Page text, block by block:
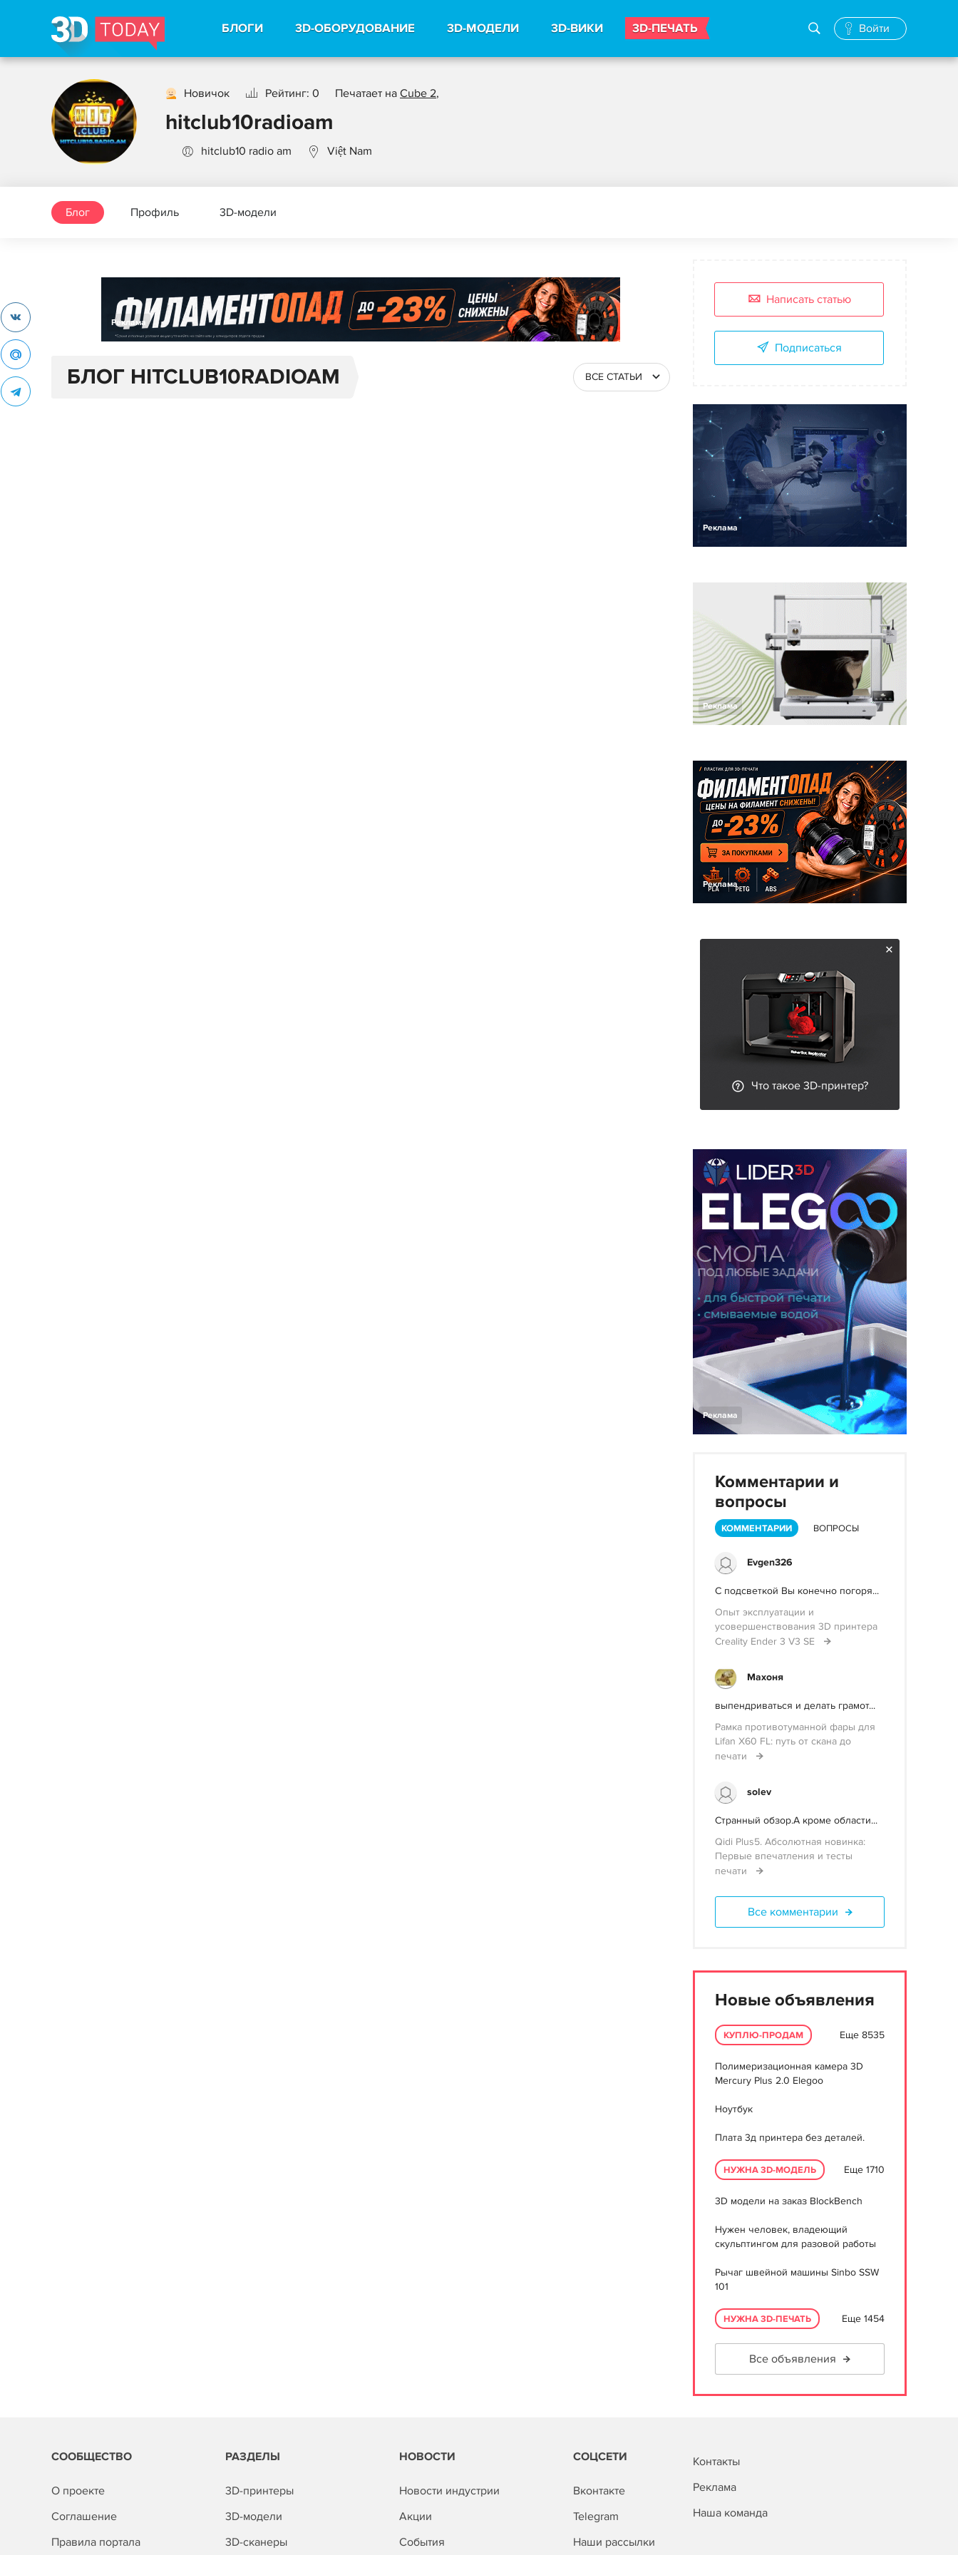
БЛОГИ 3D-ОБОРУДОВАНИЕ 3D-МОДЕЛИ 3D-ВИКИ 3D-ПЕЧАТЬ Войти
Новичок Рейтинг: 0 Печатает на Cube 2,
hitclub10radioam
hitclub10 radio am Việt Nam
Блог Профиль 3D-модели
Реклама
БЛОГ HITCLUB10RADIOAM ВСЕ СТАТЬИ
Написать статью
Подписаться
Реклама
Реклама
Реклама
Что такое 3D-принтер?
Реклама
Комментарии и
вопросы
КОММЕНТАРИИ ВОПРОСЫ
Evgen326
С подсветкой Вы конечно погоря...
Опыт эксплуатации и
усовершенствования 3D принтера
Creality Ender 3 V3 SE
Махоня
выпендриваться и делать грамот...
Рамка противотуманной фары для
Lifan X60 FL: путь от скана до
печати
solev
Странный обзор.А кроме области...
Qidi Plus5. Абсолютная новинка:
Первые впечатления и тесты
печати
Все комментарии
Новые объявления
КУПЛЮ-ПРОДАМ Еще 8535
Полимеризационная камера 3D
Mercury Plus 2.0 Elegoo
Ноутбук
Плата 3д принтера без деталей.
НУЖНА 3D-МОДЕЛЬ Еще 1710
3D модели на заказ BlockBench
Нужен человек, владеющий
скульптингом для разовой работы
Рычаг швейной машины Sinbo SSW
101
НУЖНА 3D-ПЕЧАТЬ Еще 1454
Все объявления
СООБЩЕСТВО
О проекте
Соглашение
Правила портала
РАЗДЕЛЫ
3D-принтеры
3D-модели
3D-сканеры
НОВОСТИ
Новости индустрии
Акции
События
СОЦСЕТИ
Вконтакте
Telegram
Наши рассылки
Контакты
Реклама
Наша команда